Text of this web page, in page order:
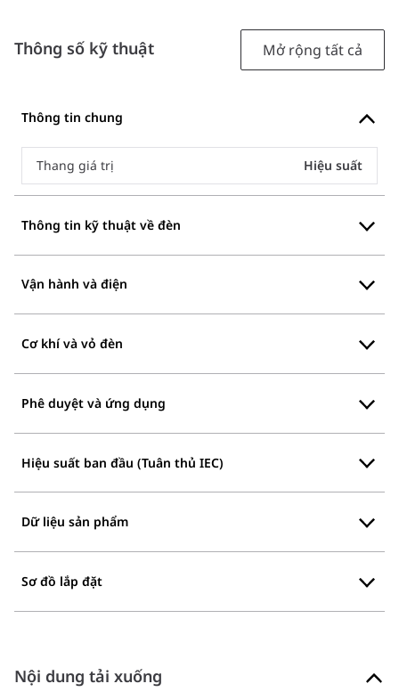
Thông số kỹ thuật Mở rộng tất cả
Thông tin chung
Thang giá trị Hiệu suất
Thông tin kỹ thuật về đèn
Vận hành và điện
Cơ khí và vỏ đèn
Phê duyệt và ứng dụng
Hiệu suất ban đầu (Tuân thủ IEC)
Dữ liệu sản phẩm
Sơ đồ lắp đặt
Nội dung tải xuống